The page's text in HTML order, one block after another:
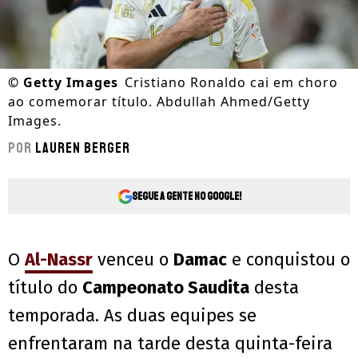
© Getty Images Cristiano Ronaldo cai em choro
ao comemorar título. Abdullah Ahmed/Getty
Images.
Por Lauren Berger
Segue a gente no Google!
OAl-Nassr venceu o Damac e conquistou o
título do Campeonato Saudita desta
temporada. As duas equipes se
enfrentaram na tarde desta quinta-feira